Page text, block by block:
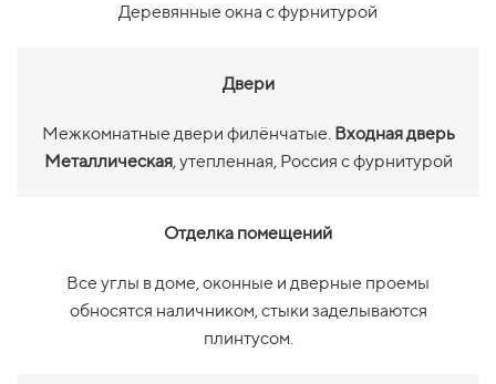
Деревянные окна с фурнитурой
Двери
Межкомнатные двери филёнчатые. Входная дверь
Металлическая, утепленная, Россия с фурнитурой
Отделка помещений
Все углы в доме, оконные и дверные проемы
обносятся наличником, стыки заделываются
плинтусом.